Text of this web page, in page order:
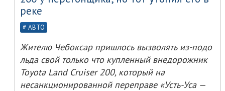
реке
АВТО
Жителю Чебоксар пришлось вызволять из-подо
льда свой только что купленный внедорожник
Toyota Land Cruiser 200, который на
несанкционированной переправе «Усть-Уса —